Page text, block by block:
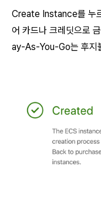
Create Instance를 누
어 카드나 크레딧으로
ay-As-You-Go는 후지